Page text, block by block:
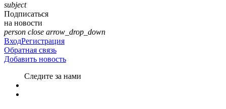
subject
Подписаться
на новости
person close arrow_drop_down
ВходРегистрация
Обратная связь
Добавить новость
Cледите за нами